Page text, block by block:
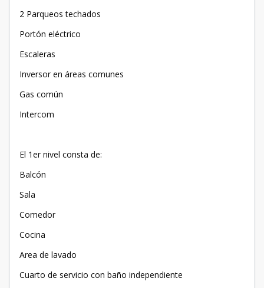
2 Parqueos techados
Portón eléctrico
Escaleras
Inversor en áreas comunes
Gas común
Intercom
El 1er nivel consta de:
Balcón
Sala
Comedor
Cocina
Area de lavado
Cuarto de servicio con baño independiente